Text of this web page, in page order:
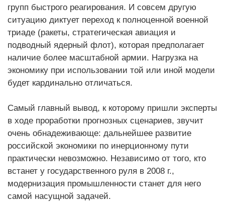
групп быстрого реагирования. И совсем другую
ситуацию диктует переход к полноценной военной
триаде (ракеты, стратегическая авиация и
подводный ядерный флот), которая предполагает
наличие более масштабной армии. Нагрузка на
экономику при использовании той или иной модели
будет кардинально отличаться.
Самый главный вывод, к которому пришли эксперты
в ходе проработки прогнозных сценариев, звучит
очень обнадеживающе: дальнейшее развитие
российской экономики по инерционному пути
практически невозможно. Независимо от того, кто
встанет у государственного руля в 2008 г.,
модернизация промышленности станет для него
самой насущной задачей.